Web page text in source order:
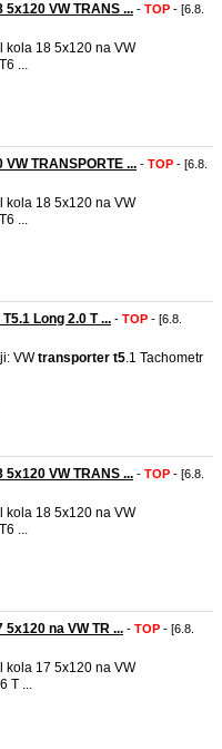
5x120 VW TRANS ... - TOP - [6.8.
kola 18 5x120 na VW
...
TRANSPORTE ... - TOP - [6.8.
kola 18 5x120 na VW
...
Long 2.0 T ... - TOP - [6.8.
VWtransporter t5.1 Tachometr
5x120 VW TRANS ... - TOP - [6.8.
kola 18 5x120 na VW
...
5x120 na VW TR ... - TOP - [6.8.
kola 17 5x120 na VW
T ...